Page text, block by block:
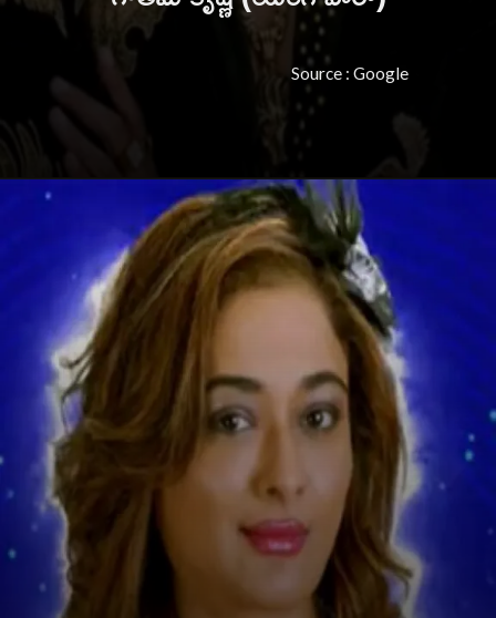
Source : Google